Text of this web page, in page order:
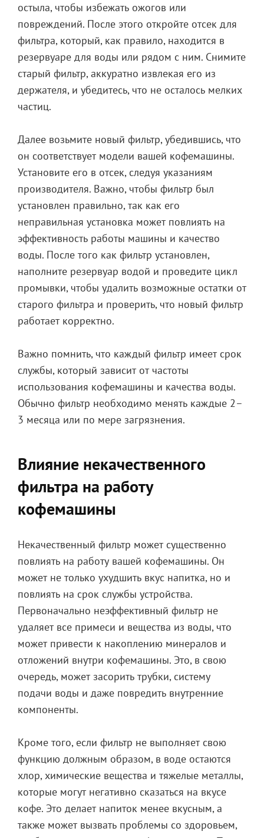
остыла, чтобы избежать ожогов или
повреждений. После этого откройте отсек для
фильтра, который, как правило, находится в
резервуаре для воды или рядом с ним. Снимите
старый фильтр, аккуратно извлекая его из
держателя, и убедитесь, что не осталось мелких
частиц.
Далее возьмите новый фильтр, убедившись, что
он соответствует модели вашей кофемашины.
Установите его в отсек, следуя указаниям
производителя. Важно, чтобы фильтр был
установлен правильно, так как его
неправильная установка может повлиять на
эффективность работы машины и качество
воды. После того как фильтр установлен,
наполните резервуар водой и проведите цикл
промывки, чтобы удалить возможные остатки от
старого фильтра и проверить, что новый фильтр
работает корректно.
Важно помнить, что каждый фильтр имеет срок
службы, который зависит от частоты
использования кофемашины и качества воды.
Обычно фильтр необходимо менять каждые 2–
3 месяца или по мере загрязнения.
Влияние некачественного
фильтра на работу
кофемашины
Некачественный фильтр может существенно
повлиять на работу вашей кофемашины. Он
может не только ухудшить вкус напитка, но и
повлиять на срок службы устройства.
Первоначально неэффективный фильтр не
удаляет все примеси и вещества из воды, что
может привести к накоплению минералов и
отложений внутри кофемашины. Это, в свою
очередь, может засорить трубки, систему
подачи воды и даже повредить внутренние
компоненты.
Кроме того, если фильтр не выполняет свою
функцию должным образом, в воде остаются
хлор, химические вещества и тяжелые металлы,
которые могут негативно сказаться на вкусе
кофе. Это делает напиток менее вкусным, а
также может вызвать проблемы со здоровьем,